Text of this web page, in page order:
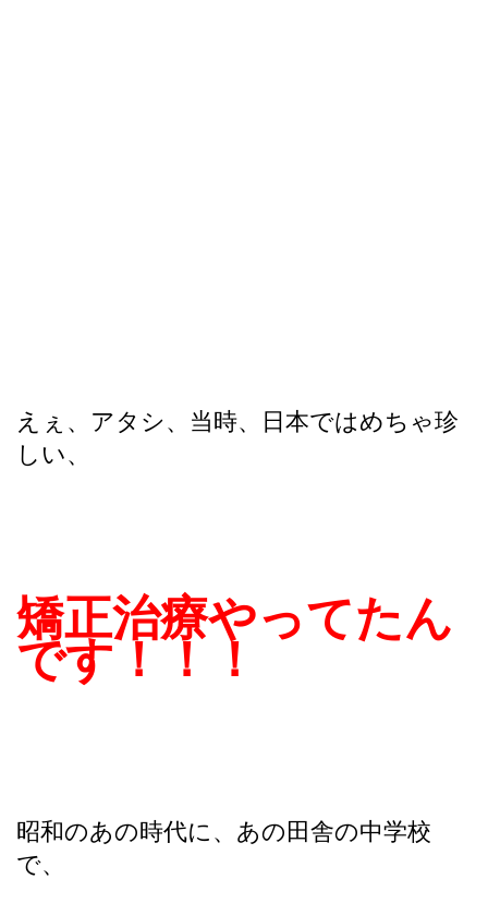
えぇ、アタシ、当時、日本ではめちゃ珍
しい、
矯正治療やってたん
です！！！
昭和のあの時代に、あの田舎の中学校
で、